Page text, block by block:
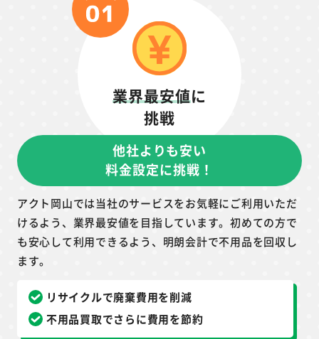
業界最安値に
挑戦
他社よりも安い
料金設定に挑戦！
アクト岡山では当社のサービスをお気軽にご利用いただ
けるよう、業界最安値を目指しています。初めての方で
も安心して利用できるよう、明朗会計で不用品を回収し
ます。
リサイクルで廃棄費用を削減
不用品買取でさらに費用を節約